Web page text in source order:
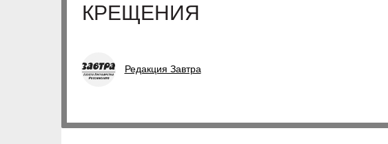
КРЕЩЕНИЯ
Редакция Завтра